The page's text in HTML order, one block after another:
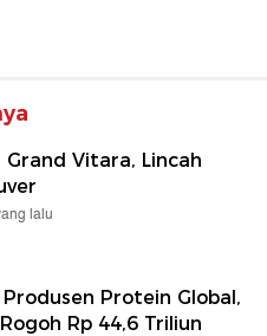
Grand Vitara, Lincah
lalu
Protein Global,
Rp 44,6 Triliun